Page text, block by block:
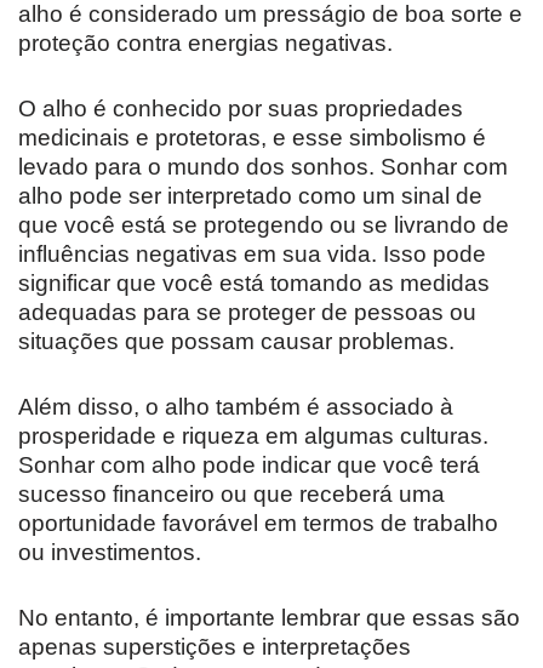
alho é considerado um presságio de boa sorte e
proteção contra energias negativas.
O alho é conhecido por suas propriedades
medicinais e protetoras, e esse simbolismo é
levado para o mundo dos sonhos. Sonhar com
alho pode ser interpretado como um sinal de
que você está se protegendo ou se livrando de
influências negativas em sua vida. Isso pode
significar que você está tomando as medidas
adequadas para se proteger de pessoas ou
situações que possam causar problemas.
Além disso, o alho também é associado à
prosperidade e riqueza em algumas culturas.
Sonhar com alho pode indicar que você terá
sucesso financeiro ou que receberá uma
oportunidade favorável em termos de trabalho
ou investimentos.
No entanto, é importante lembrar que essas são
apenas superstições e interpretações